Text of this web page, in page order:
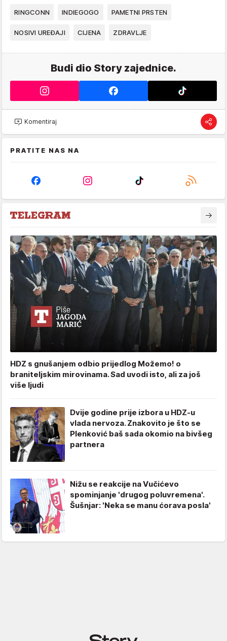
RINGCONN INDIEGOGO PAMETNI PRSTEN
NOSIVI UREĐAJI CIJENA ZDRAVLJE
Budi dio Story zajednice.
Komentiraj
PRATITE NAS NA
HDZ s gnušanjem odbio prijedlog Možemo! o
braniteljskim mirovinama. Sad uvodi isto, ali za još
više ljudi
Dvije godine prije izbora u HDZ-u
vlada nervoza. Znakovito je što se
Plenković baš sada okomio na bivšeg
partnera
Nižu se reakcije na Vučićevo
spominjanje 'drugog poluvremena'.
Šušnjar: 'Neka se manu ćorava posla'